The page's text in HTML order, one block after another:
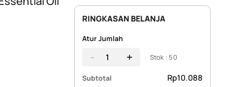
RINGKASAN BELANJA
Atur Jumlah
- + Stok : 50
Subtotal Rp10.088